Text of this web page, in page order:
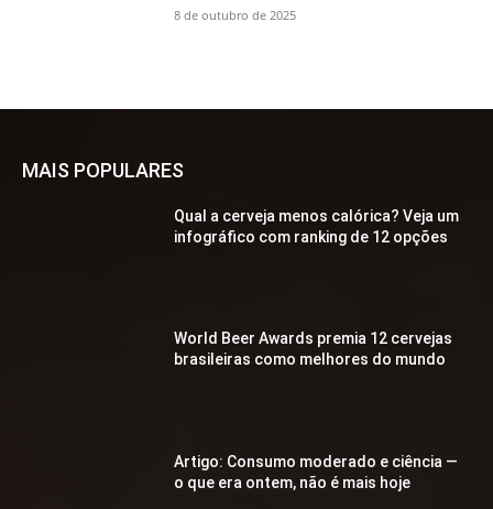
8 de outubro de 2025
MAIS POPULARES
Qual a cerveja menos calórica? Veja um
infográfico com ranking de 12 opções
World Beer Awards premia 12 cervejas
brasileiras como melhores do mundo
Artigo: Consumo moderado e ciência —
o que era ontem, não é mais hoje